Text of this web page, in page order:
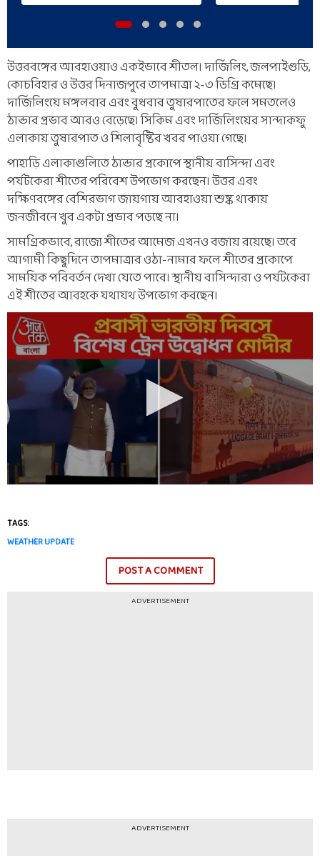
উত্তরবঙ্গের আবহাওয়াও একইভাবে শীতল। দার্জিলিং, জলপাইগুড়ি,
কোচবিহার ও উত্তর দিনাজপুরে তাপমাত্রা ২-৩ ডিগ্রি কমেছে।
দার্জিলিংয়ে মঙ্গলবার এবং বুধবার তুষারপাতের ফলে সমতলেও
ঠান্ডার প্রভাব আরও বেড়েছে। সিকিম এবং দার্জিলিংয়ের সান্দাকফু
এলাকায় তুষারপাত ও শিলাবৃষ্টির খবর পাওয়া গেছে।
পাহাড়ি এলাকাগুলিতে ঠান্ডার প্রকোপে স্থানীয় বাসিন্দা এবং
পর্যটকেরা শীতের পরিবেশ উপভোগ করছেন। উত্তর এবং
দক্ষিণবঙ্গের বেশিরভাগ জায়গায় আবহাওয়া শুষ্ক থাকায়
জনজীবনে খুব একটা প্রভাব পড়ছে না।
সামগ্রিকভাবে, রাজ্যে শীতের আমেজ এখনও বজায় রয়েছে। তবে
আগামী কিছুদিনে তাপমাত্রার ওঠা-নামার ফলে শীতের প্রকোপে
সাময়িক পরিবর্তন দেখা যেতে পারে। স্থানীয় বাসিন্দারা ও পর্যটকেরা
এই শীতের আবহকে যথাযথ উপভোগ করছেন।
TAGS:
WEATHER UPDATE
POST A COMMENT
ADVERTISEMENT
ADVERTISEMENT